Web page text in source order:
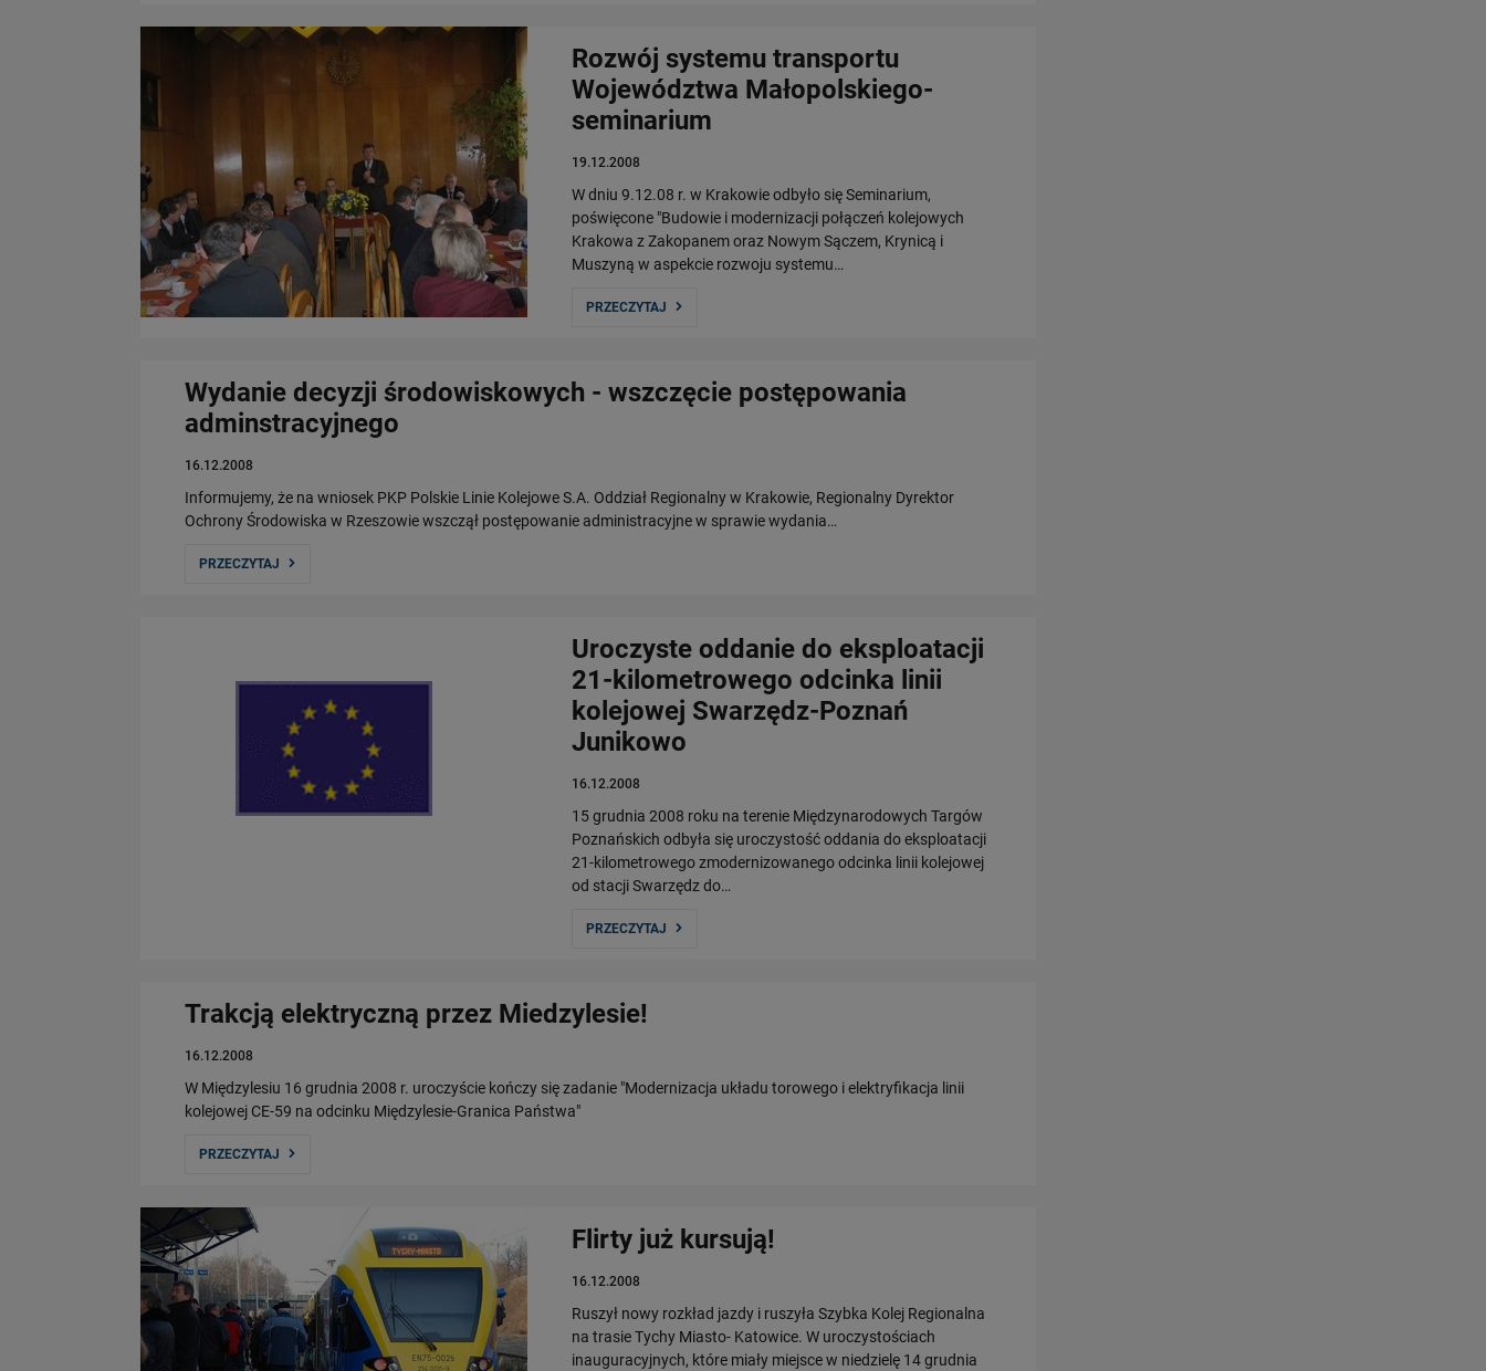
Rozwój systemu transportu
Województwa Małopolskiego-
seminarium
19.12.2008
W dniu 9.12.08 r. w Krakowie odbyło się Seminarium,
poświęcone "Budowie i modernizacji połączeń kolejowych
Krakowa z Zakopanem oraz Nowym Sączem, Krynicą i
Muszyną w aspekcie rozwoju systemu…
PRZECZYTAJ
Wydanie decyzji środowiskowych - wszczęcie postępowania
adminstracyjnego
16.12.2008
Informujemy, że na wniosek PKP Polskie Linie Kolejowe S.A. Oddział Regionalny w Krakowie, Regionalny Dyrektor
Ochrony Środowiska w Rzeszowie wszczął postępowanie administracyjne w sprawie wydania…
PRZECZYTAJ
Uroczyste oddanie do eksploatacji
21-kilometrowego odcinka linii
kolejowej Swarzędz-Poznań
Junikowo
16.12.2008
15 grudnia 2008 roku na terenie Międzynarodowych Targów
Poznańskich odbyła się uroczystość oddania do eksploatacji
21-kilometrowego zmodernizowanego odcinka linii kolejowej
od stacji Swarzędz do…
PRZECZYTAJ
Trakcją elektryczną przez Miedzylesie!
16.12.2008
W Międzylesiu 16 grudnia 2008 r. uroczyście kończy się zadanie "Modernizacja układu torowego i elektryfikacja linii
kolejowej CE-59 na odcinku Międzylesie-Granica Państwa"
PRZECZYTAJ
Flirty już kursują!
16.12.2008
Ruszył nowy rozkład jazdy i ruszyła Szybka Kolej Regionalna
na trasie Tychy Miasto- Katowice. W uroczystościach
inauguracyjnych, które miały miejsce w niedzielę 14 grudnia